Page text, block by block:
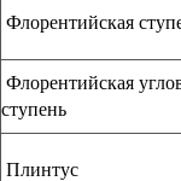
Флорентийская
Флорентийская
ступень
Плинтус